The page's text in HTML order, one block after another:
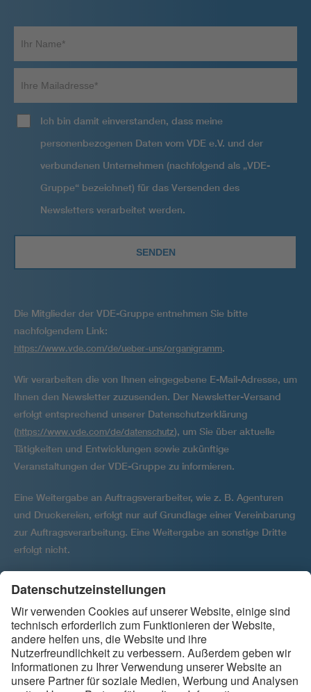
Name*
Mailadresse
Ich bin damit einverstanden, dass meine
personenbezogenen Daten vom VDE e.V. und der
verbundenen Unternehmen (nachfolgend als „VDE-
Gruppe“ bezeichnet) für das Versenden des
Newsletters verarbeitet werden.
Die Mitglieder der VDE-Gruppe entnehmen Sie bitte
nachfolgendem Link:
https://www.vde.com/de/ueber-uns/organigramm.
Wir verarbeiten die von Ihnen eingegebene E-Mail-Adresse, um
Ihnen den Newsletter zuzusenden. Der Newsletter-Versand
erfolgt entsprechend unserer Datenschutzerklärung
(https://www.vde.com/de/datenschutz), um Sie über aktuelle
Tätigkeiten und Entwicklungen sowie zukünftige
Veranstaltungen der VDE-Gruppe zu informieren.
Eine Weitergabe an Auftragsverarbeiter, wie z. B. Agenturen
und Druckereien, erfolgt nur auf Grundlage einer Vereinbarung
zur Auftragsver­arbeitung. Eine Weitergabe an sonstige Dritte
erfolgt nicht.
Folgen Sie uns